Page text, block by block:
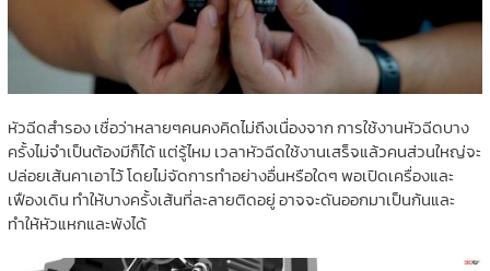
หัวฉีดสำรอง เชื่อว่าหลายๆคนคงคิดไม่ถึงเนื่องจาก การใช้งานหัวฉีดบาง
ครั้งไม่จำเป็นต้องมีก็ได้ แต่รู้ไหม เวลาหัวฉีดใช้งานเสร็จแล้วคนส่วนใหญ่จะ
ปล่อยเส้นคาเอาไว้ โดยไม่จัดการทำอย่างอื่นหรือใดๆ พอเปิดเครื่องและ
เฟืองเดิน ทำให้บางครั้งเส้นที่ละลายติดอยู่ อาจจะดันออกมาเป็นก้นและ
ทำให้หัวแหกและพังได้